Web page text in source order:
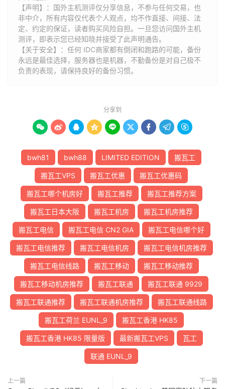
【声明】：国外主机测评仅分享信息，不参与任何交易，也
非中介，所有内容仅代表个人观点，均不作直接、间接、法
定、约定的保证，读者购买风险自担。一旦您访问国外主机
测评，即表示您已经知晓并接受了此声明通告。
【关于安全】：任何 IDC商家都有倒闭和跑路的可能，备份
永远是最佳选择，服务器也是机器，不勤备份是对自己极不
负责的表现，请保持良好的备份习惯。
分享到
        
bwh81 bwh88 LIMITED EDITION 搬瓦工
搬瓦工VPS 搬瓦工优惠 搬瓦工优惠码
搬瓦工哪个机房好 搬瓦工推荐 搬瓦工推荐方案
搬瓦工日本大阪 搬瓦工机房 搬瓦工机房推荐
搬瓦工电信 搬瓦工电信 CN2 GIA 搬瓦工电信哪个好
搬瓦工电信推荐 搬瓦工电信机房 搬瓦工电信机房推荐
搬瓦工电信线路 搬瓦工移动 搬瓦工移动推荐
搬瓦工移动机房推荐 搬瓦工联通 搬瓦工联通 9929
搬瓦工联通推荐 搬瓦工联通机房推荐 搬瓦工联通线路
搬瓦工荷兰 EUNL_9 搬瓦工香港 HK85
搬瓦工香港 HK85 限量版 最新搬瓦工VPS 瓦工
联通 EUNL_9
上一篇 下一篇